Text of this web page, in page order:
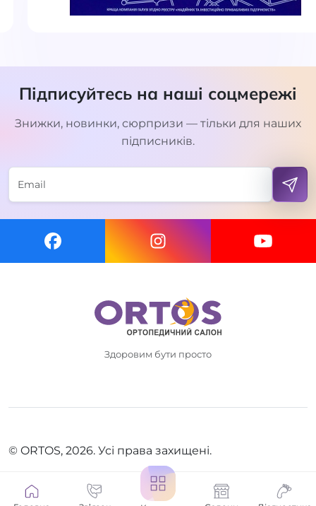
Підписуйтесь на наші соцмережі
Знижки, новинки, сюрпризи — тільки для наших
підписників.
Здоровим бути просто
© ORTOS, 2026. Усі права захищені.